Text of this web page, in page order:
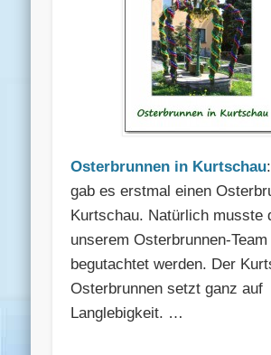
Osterbrunnen in Kurtschau
gab es erstmal einen
Kurtschau. Natürlich musste
unserem Osterbrunnen-Team
begutachtet werden. Der
Osterbrunnen setzt ganz auf
Langlebigkeit. …